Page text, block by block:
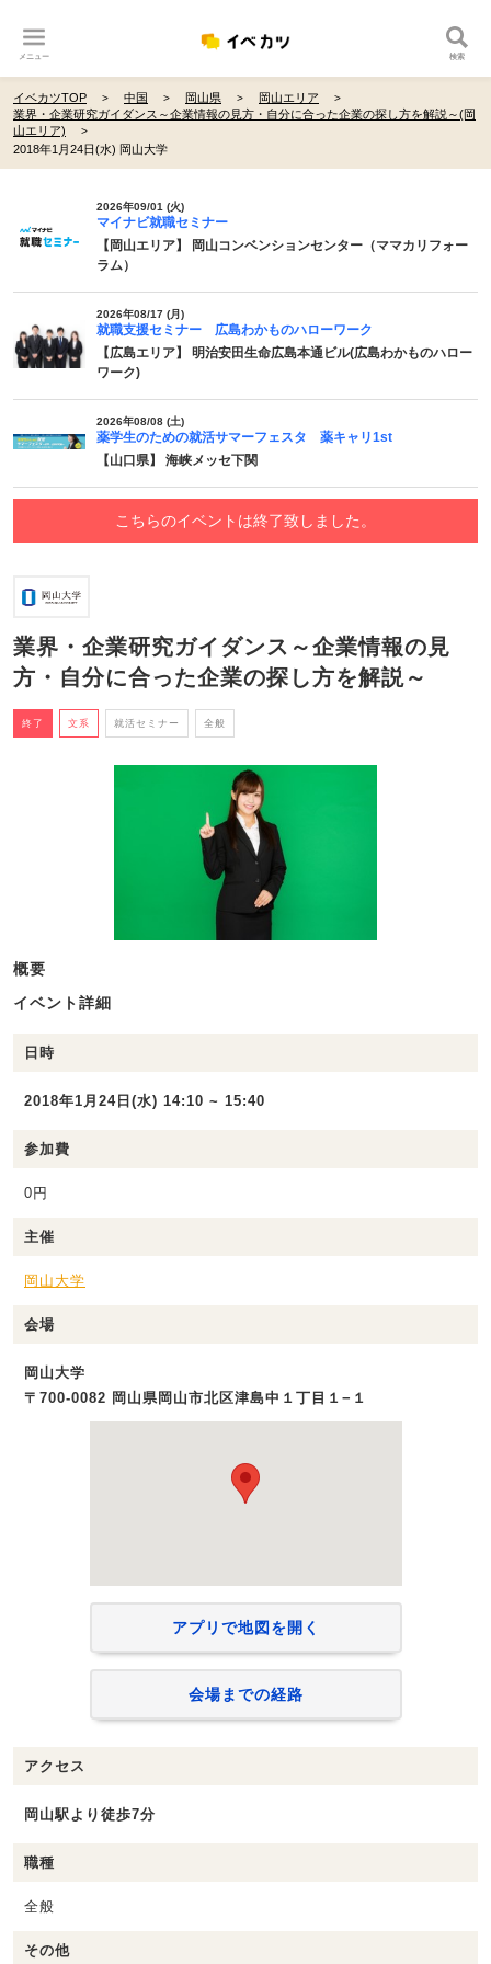
メニュー 検索
イベカツTOP 中国 岡山県
岡山エリア
業界・企業研究ガイダンス～企業情報の見方・自分に合った企業の探し方を解説～(岡
山エリア)
2018年1月24日(水) 岡山大学
2026年09/01 (火)
マイナビ就職セミナー
【岡山エリア】 岡山コンベンションセンター（ママカリフォー
ラム）
2026年08/17 (月)
就職支援セミナー 広島わかものハローワーク
【広島エリア】 明治安田生命広島本通ビル(広島わかものハロー
ワーク)
2026年08/08 (土)
薬学生のための就活サマーフェスタ 薬キャリ1st
【山口県】 海峡メッセ下関
こちらのイベントは終了致しました。
業界・企業研究ガイダンス～企業情報の見
方・自分に合った企業の探し方を解説～
終了 文系 就活セミナー 全般
概要
イベント詳細
日時
2018年1月24日(水) 14:10 ~ 15:40
参加費
0円
主催
岡山大学
会場
岡山大学
〒700-0082 岡山県岡山市北区津島中１丁目１−１
アプリで地図を開く
会場までの経路
アクセス
岡山駅より徒歩7分
職種
全般
その他